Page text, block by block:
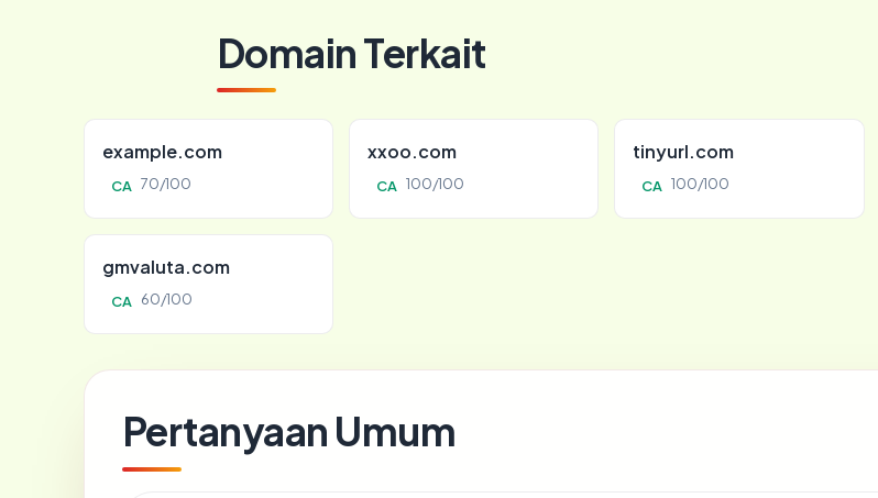
Domain Terkait
example.com
CA 70/100
xxoo.com
CA 100/100
tinyurl.com
CA 100/100
gmvaluta.com
CA 60/100
Pertanyaan Umum